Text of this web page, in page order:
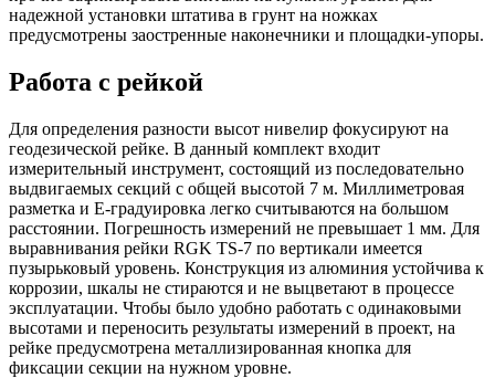
надежной установки штатива в грунт на ножках
предусмотрены заостренные наконечники и площадки-упоры.
Работа с рейкой
Для определения разности высот нивелир фокусируют на
геодезической рейке. В данный комплект входит
измерительный инструмент, состоящий из последовательно
выдвигаемых секций с общей высотой 7 м. Миллиметровая
разметка и Е-градуировка легко считываются на большом
расстоянии. Погрешность измерений не превышает 1 мм. Для
выравнивания рейки RGK TS-7 по вертикали имеется
пузырьковый уровень. Конструкция из алюминия устойчива к
коррозии, шкалы не стираются и не выцветают в процессе
эксплуатации. Чтобы было удобно работать с одинаковыми
высотами и переносить результаты измерений в проект, на
рейке предусмотрена металлизированная кнопка для
фиксации секции на нужном уровне.